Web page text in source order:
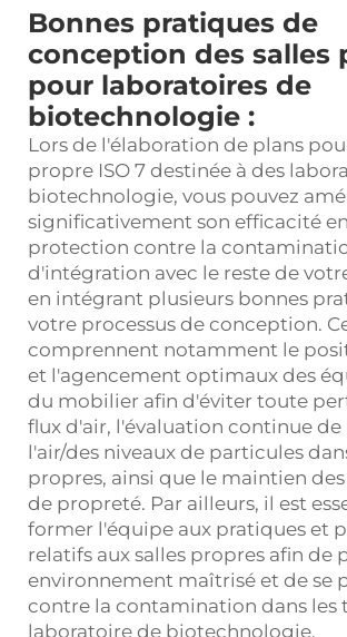
Bonnes pratiques de
conception des salles
pour laboratoires de
biotechnologie :
Lors de l'élaboration de plans
propre ISO 7 destinée à des
biotechnologie, vous pouvez
significativement son efficacité
protection contre la
d'intégration avec le reste de
en intégrant plusieurs bonnes
votre processus de conception.
comprennent notamment le
et l'agencement optimaux des
du mobilier afin d'éviter toute
flux d'air, l'évaluation continue
l'air/des niveaux de particules
propres, ainsi que le maintien
de propreté. Par ailleurs, il est
former l'équipe aux pratiques et
relatifs aux salles propres afin de
environnement maîtrisé et de se
contre la contamination dans les
laboratoire de biotechnologie.